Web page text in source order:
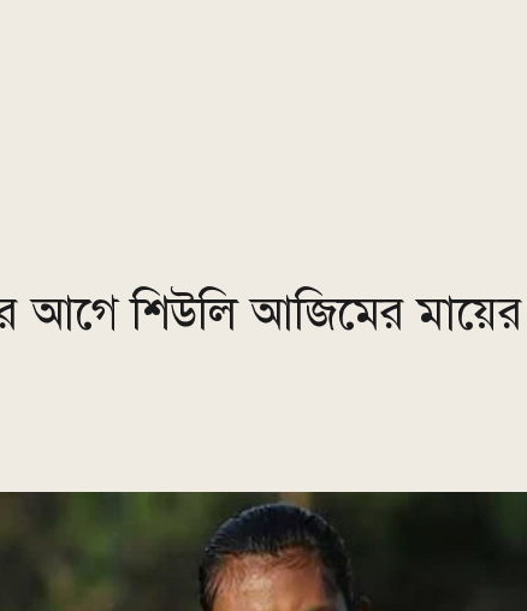
আগে শিউলি আজিমের মায়ের